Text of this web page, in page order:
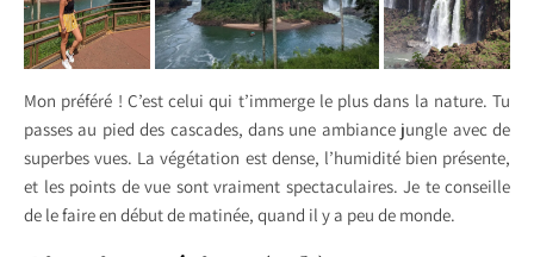
Mon préféré ! C’est celui qui t’immerge le plus dans la nature. Tu
passes au pied des cascades, dans une ambiance jungle avec de
superbes vues. La végétation est dense, l’humidité bien présente,
et les points de vue sont vraiment spectaculaires. Je te conseille
de le faire en début de matinée, quand il y a peu de monde.